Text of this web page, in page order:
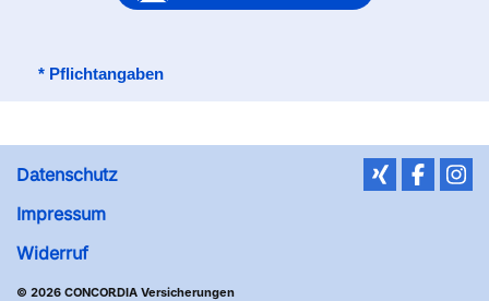
* Pflichtangaben
Datenschutz
Impressum
Widerruf
© 2026 CONCORDIA Versicherungen